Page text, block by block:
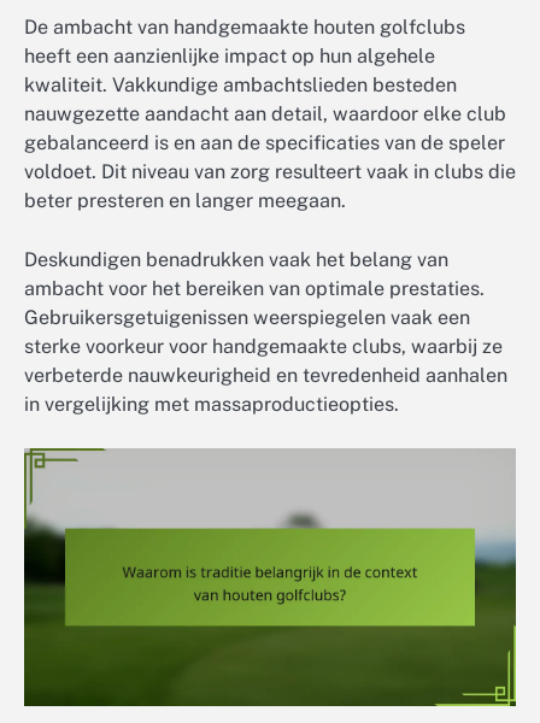
De ambacht van handgemaakte houten golfclubs
heeft een aanzienlijke impact op hun algehele
kwaliteit. Vakkundige ambachtslieden besteden
nauwgezette aandacht aan detail, waardoor elke club
gebalanceerd is en aan de specificaties van de speler
voldoet. Dit niveau van zorg resulteert vaak in clubs die
beter presteren en langer meegaan.
Deskundigen benadrukken vaak het belang van
ambacht voor het bereiken van optimale prestaties.
Gebruikersgetuigenissen weerspiegelen vaak een
sterke voorkeur voor handgemaakte clubs, waarbij ze
verbeterde nauwkeurigheid en tevredenheid aanhalen
in vergelijking met massaproductieopties.